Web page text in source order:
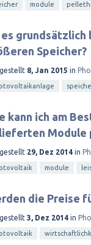
module
grundsätzlich
Speicher?
8, Jan 2015 in
kann ich am
Module
29, Dez 2014 in
module
die Preise
3, Dez 2014 in